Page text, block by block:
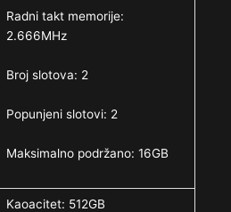
Radni takt memorije:
2.666MHz
Broj slotova: 2
Popunjeni slotovi: 2
Maksimalno podržano: 16GB
Kaoacitet: 512GB